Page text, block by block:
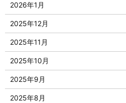
2026年1月
2025年12月
2025年11月
2025年10月
2025年9月
2025年8月